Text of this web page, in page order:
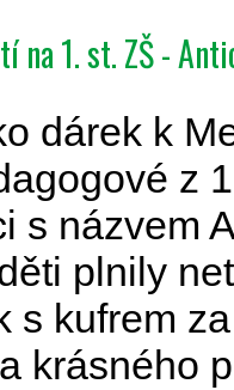
na 1. st. ZŠ -
dárek k
z
s názvem
plnily
s kufrem
krásného